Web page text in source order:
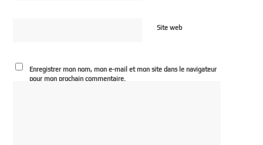
Site web
Enregistrer mon nom, mon e-mail et mon site dans le navigateur
pour mon prochain commentaire.